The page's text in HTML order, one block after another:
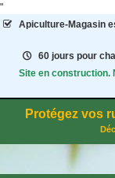
"
Apiculture-Magasin
60 jours pour
Site en construction.
Protégez vos